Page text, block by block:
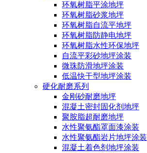
环氧树脂平涂地坪
环氧树脂砂浆地坪
环氧树脂自流平地坪
环氧树脂防静电地坪
环氧树脂水性环保地坪
自流平彩砂地坪涂装
微珠防滑地坪涂装
低温快干型地坪涂装
硬化耐磨系列
金刚砂耐磨地坪
混凝土密封固化剂地坪
聚胺脂超耐磨地坪
水性聚氨酯罩面漆涂装
水性聚氨酯岩片地坪涂装
混凝土着色剂地坪涂装